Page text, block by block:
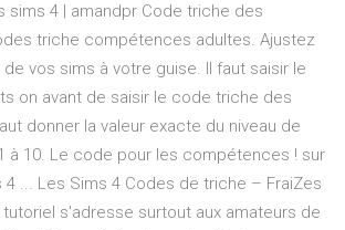
sims 4 | amandpr Code triche des
triche compétences adultes. Ajustez
vos sims à votre guise. Il faut saisir le
on avant de saisir le code triche des
donner la valeur exacte du niveau de
à 10. Le code pour les compétences ! sur
4 ... Les Sims 4 Codes de triche – FraiZes
s'adresse surtout aux amateurs de